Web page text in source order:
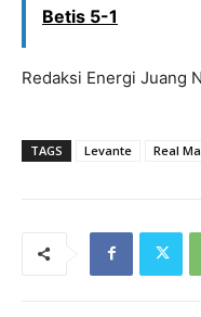
Betis 5-1
Redaksi Energi Juang
TAGS Levante Real